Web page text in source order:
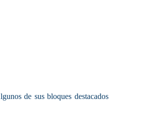
de sus bloques destacados